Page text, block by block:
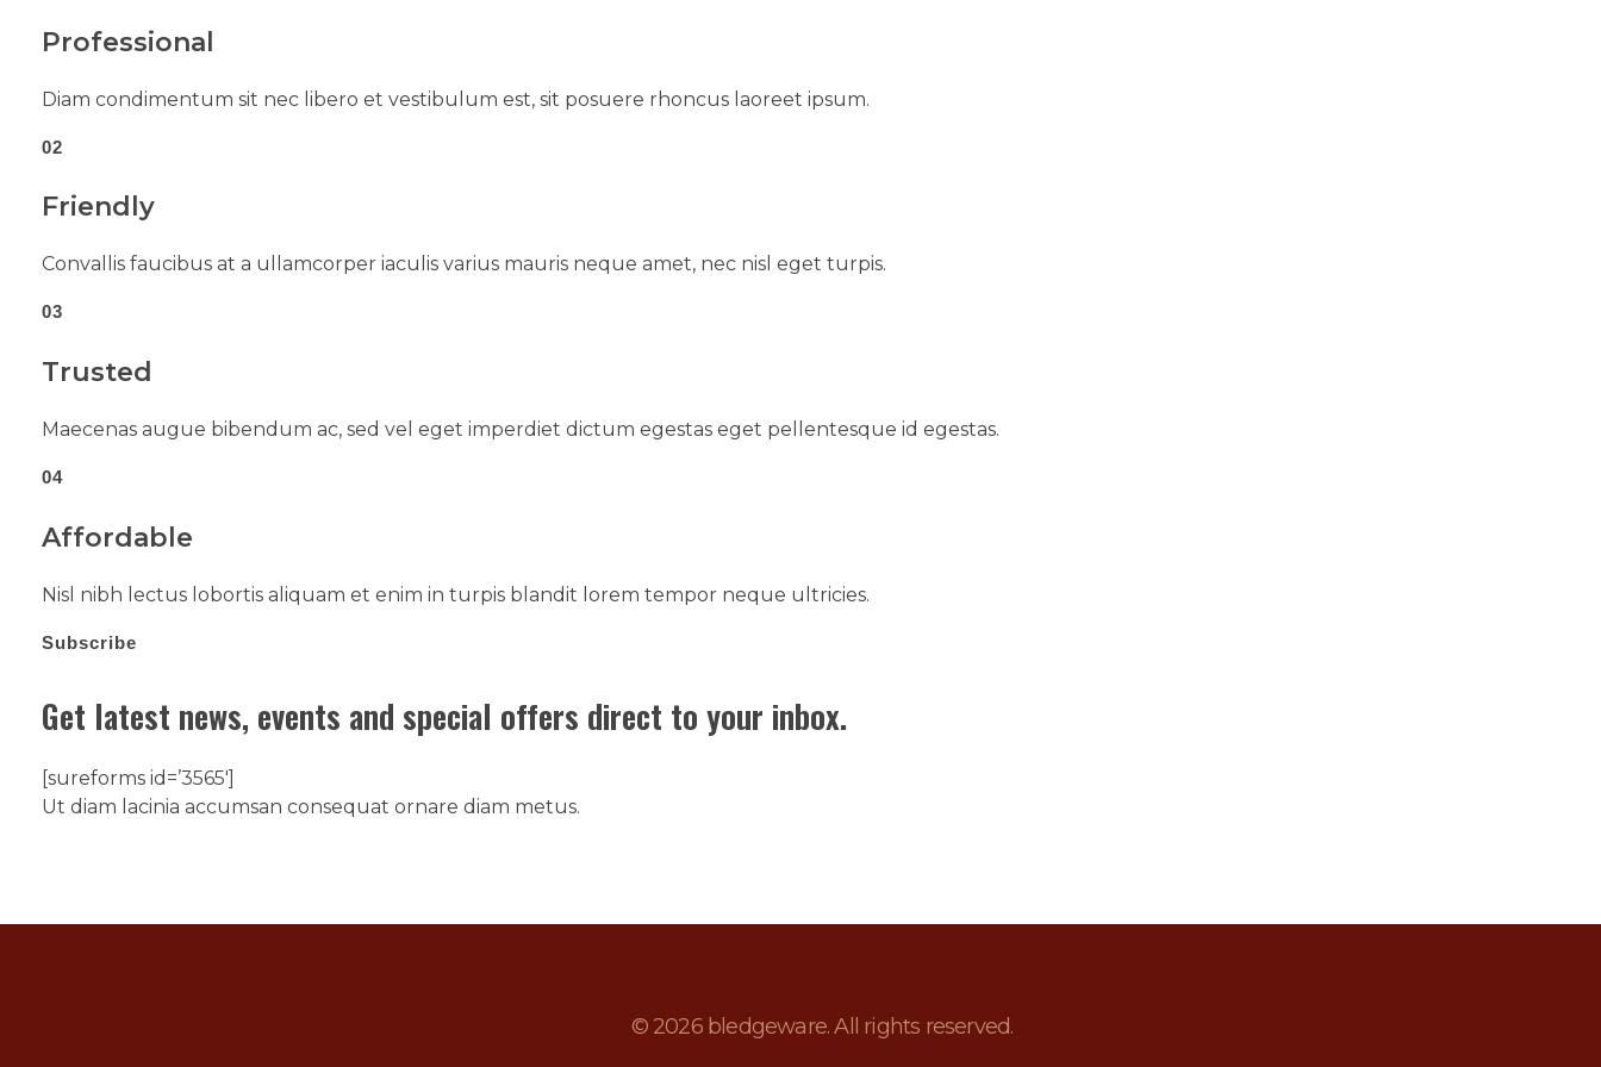
Professional
Diam condimentum sit nec libero et vestibulum est, sit posuere rhoncus laoreet ipsum.
02
Friendly
Convallis faucibus at a ullamcorper iaculis varius mauris neque amet, nec nisl eget turpis.
03
Trusted
Maecenas augue bibendum ac, sed vel eget imperdiet dictum egestas eget pellentesque id egestas.
04
Affordable
Nisl nibh lectus lobortis aliquam et enim in turpis blandit lorem tempor neque ultricies.
Subscribe
Get latest news, events and special offers direct to your inbox.
[sureforms id=’3565′]
Ut diam lacinia accumsan consequat ornare diam metus.
© 2026 bledgeware. All rights reserved.